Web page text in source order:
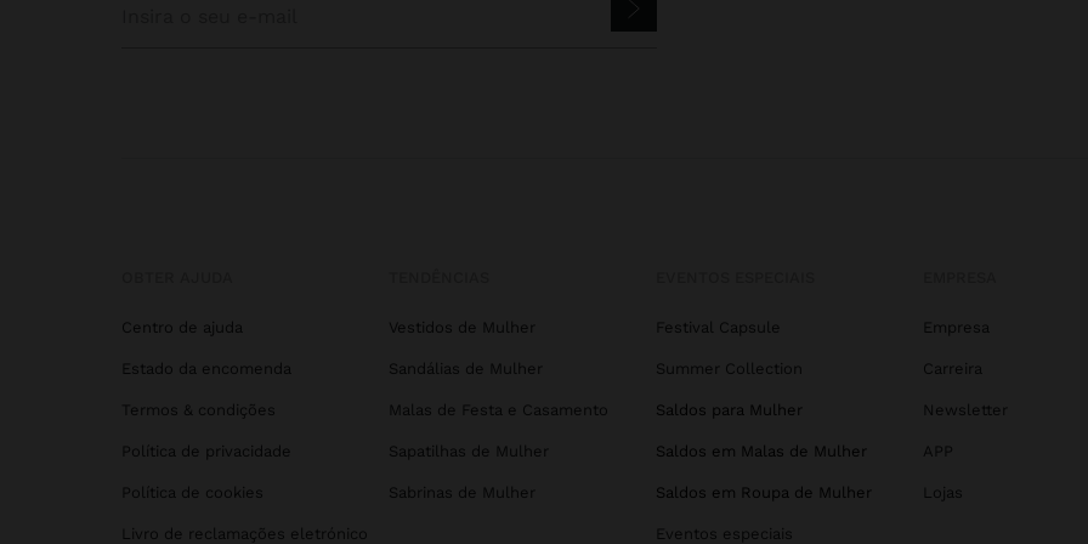
Centro de ajuda
Estado da encomenda
Termos & condições
Política de privacidade
Política de cookies
Livro de reclamações eletrónico
Vestidos de Mulher
Sandálias de Mulher
Malas de Festa e Casamento
Sapatilhas de Mulher
Sabrinas de Mulher
Festival Capsule
Summer Collection
Saldos para Mulher
Saldos em Malas de Mulher
Saldos em Roupa de Mulher
Eventos especiais
Empresa
Carreira
Newsletter
APP
Lojas